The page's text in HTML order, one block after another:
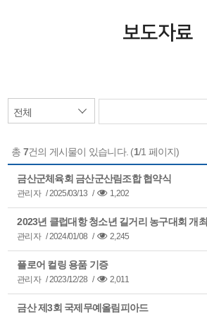
보도자료
총 7건의 게시물이 있습니다. (1/1 페이지)
금산군체육회 금산군산림조합 협약식
관리자 /2025/03/13 / 1,202
2023년 클럽대항 청소년 길거리 농구대회 개최
관리자 /2024/01/08 / 2,245
플로어 컬링 용품 기증
관리자 /2023/12/28 / 2,011
금산 제3회 국제무예올림피아드